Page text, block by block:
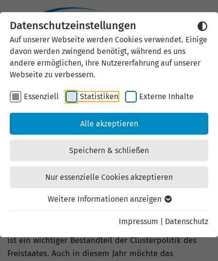
Datenschutzeinstellungen
Auf unserer Webseite werden Cookies verwendet. Einige
davon werden zwingend benötigt, während es uns
andere ermöglichen, Ihre Nutzererfahrung auf unserer
Webseite zu verbessern.
Essenziell Statistiken Externe Inhalte
Alle akzeptieren
Speichern & schließen
Nur essenzielle Cookies akzeptieren
Weitere Informationen anzeigen
Impressum Datenschutz
Thüringer Cluster- und
Netzwerktreffen 2026
30. Juni 2026 | 13:30 Uhr - 20:00 Uhr | COMCENTER
Das jährliche Thüringer Cluster- und Netzwerktreffen
ist ein wichtiger Bestandteil der Clusterpolitik des
Freistaates. Auch in diesem Jahr möchte das